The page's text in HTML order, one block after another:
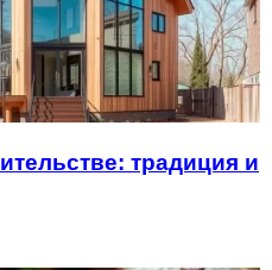
традиция и